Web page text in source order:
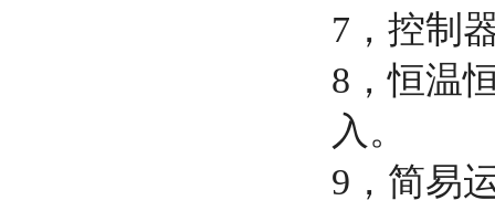
7，控制
8，恒温
入。
9，简易